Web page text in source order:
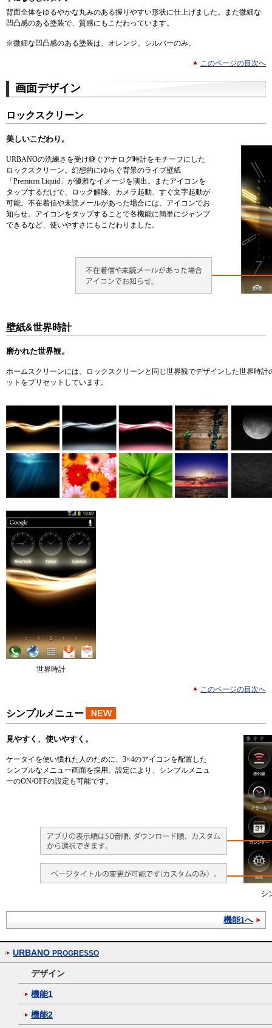
背面全体をゆるやかな丸みのある握りやすい形状に仕上げました。また微細な
凹凸感のある塗装で、質感にもこだわっています。
※微細な凹凸感のある塗装は、オレンジ、シルバーのみ。
このページの目次へ
画面デザイン
ロックスクリーン
美しいこだわり。
URBANOの洗練さを受け継ぐアナログ時計をモチーフにした
ロックスクリーン。幻想的にゆらぐ背景のライブ壁紙
「Premium Liquid」が優雅なイメージを演出。またアイコンを
タップするだけで、ロック解除、カメラ起動、すぐ文字起動が
可能。不在着信や未読メールがあった場合には、アイコンでお
知らせ。アイコンをタップすることで各機能に簡単にジャンプ
できるなど、使いやすさにもこだわりました。
壁紙&世界時計
磨かれた世界観。
ホームスクリーンには、ロックスクリーンと同じ世界観でデザインした世界時計
ットをプリセットしています。
世界時計
このページの目次へ
シンプルメニュー
見やすく、使いやすく。
ケータイを使い慣れた人のために、3×4のアイコンを配置した
シンプルなメニュー画面を採用。設定により、シンプルメニュ
ーのON/OFFの設定も可能です。
シ
機能1へ
URBANO PROGRESSO
デザイン
機能1
機能2